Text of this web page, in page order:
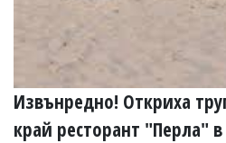
Извънредно! Откриха
край ресторант "Перла"